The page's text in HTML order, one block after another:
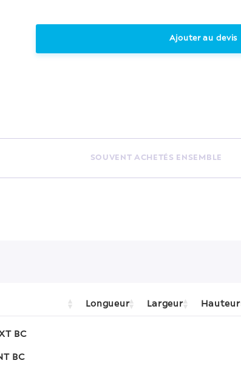
Ajouter au devis
SOUVENT ACHETÉS ENSEMBLE
Longueur Largeur Hauteur
BC
BC